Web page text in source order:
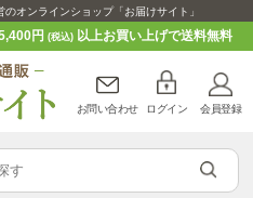
オンラインショップ「お届けサイト」
円 (税込)以上お買い上げで送料無料
お問い合わせ ログイン 会員登録